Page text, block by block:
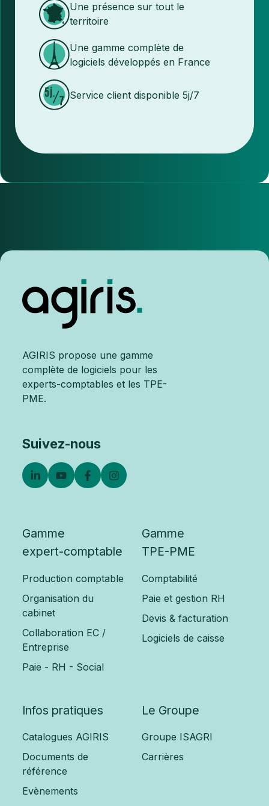
Une présence sur tout le
territoire
Une gamme complète de
logiciels développés en France
Service client disponible 5j/7
AGIRIS propose une gamme
complète de logiciels pour les
experts-comptables et les TPE-
PME.
Suivez-nous
Gamme
expert-comptable
Production comptable
Organisation du
cabinet
Collaboration EC /
Entreprise
Paie - RH - Social
Gamme
TPE-PME
Comptabilité
Paie et gestion RH
Devis & facturation
Logiciels de caisse
Infos pratiques
Catalogues AGIRIS
Documents de
référence
Evènements
Le Groupe
Groupe ISAGRI
Carrières